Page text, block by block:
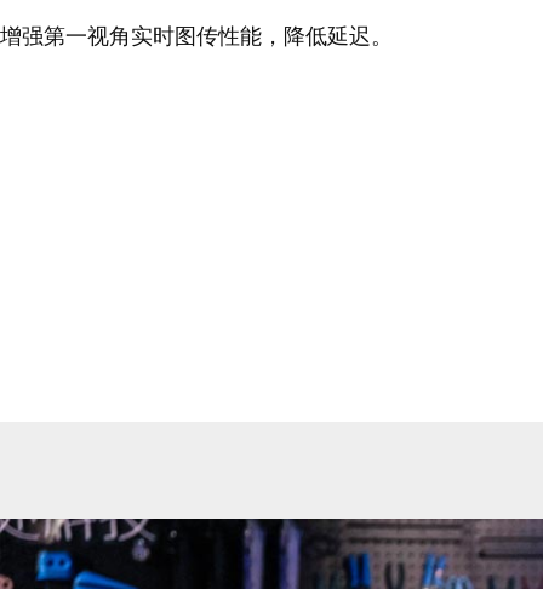
增强第一视角实时图传性能，降低延迟。